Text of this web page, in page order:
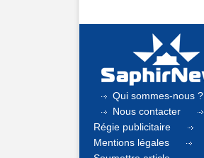
Qui sommes-nous ?
Nous contacter
Régie publicitaire
Mentions légales